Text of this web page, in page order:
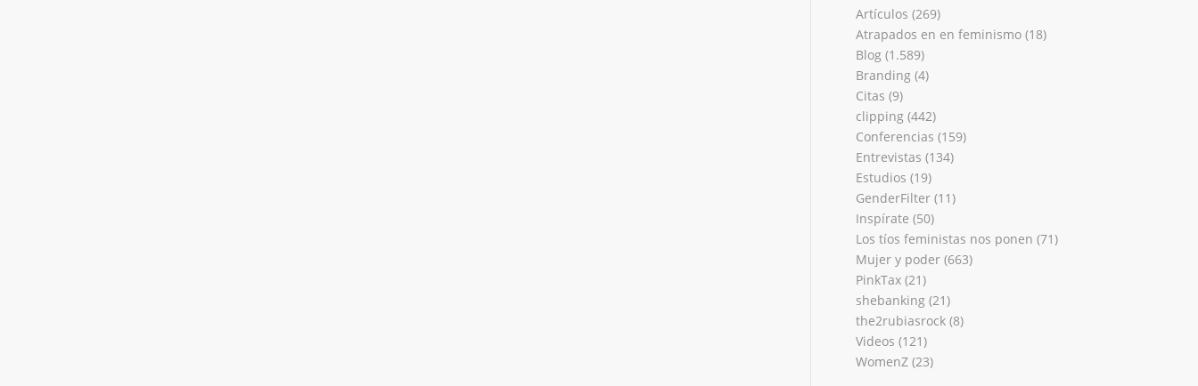
Artículos (269)
Atrapados en en feminismo(18)
Blog(1.589)
Branding(4)
Citas (9)
clipping(442)
Conferencias (159)
Entrevistas (134)
Estudios (19)
GenderFilter(11)
Inspírate (50)
Los tíos feministas nos ponen (71)
Mujer y poder(663)
PinkTax(21)
shebanking(21)
the2rubiasrock(8)
Videos (121)
WomenZ(23)